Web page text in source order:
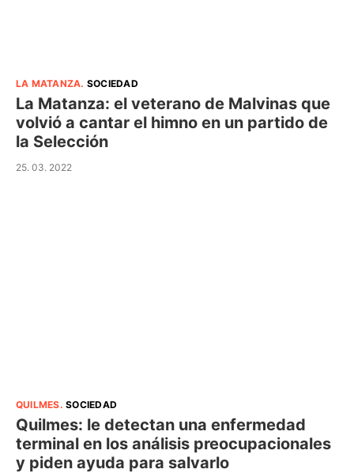
LA MATANZA. SOCIEDAD
La Matanza: el veterano de Malvinas que
volvió a cantar el himno en un partido de
la Selección
25. 03. 2022
QUILMES.SOCIEDAD
Quilmes: le detectan una enfermedad
terminal en los análisis preocupacionales
y piden ayuda para salvarlo